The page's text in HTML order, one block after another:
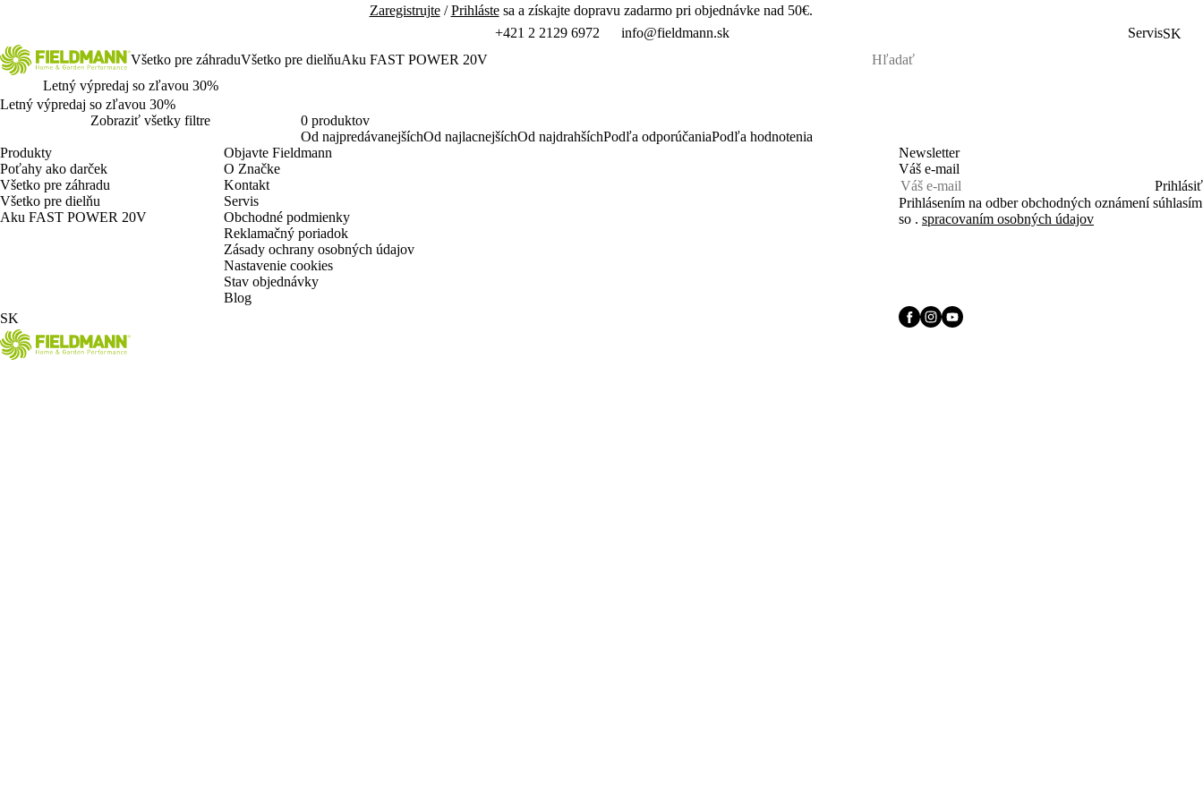
Zaregistrujte/Prihlástesa a získajte dopravu zadarmo pri objednávke nad 50€.
+421 2 2129 6972
info@fieldmann.sk ServisSK
Všetko pre záhraduVšetko pre dielňuAku FAST POWER 20V
Letný výpredaj so zľavou 30%
Letný výpredaj so zľavou 30%
Zobraziť všetky filtre
0 produktov
Od najpredávanejšíchOd najlacnejšíchOd najdrahšíchPodľa odporúčaniaPodľa hodnotenia
Produkty
Poťahy ako darček
Všetko pre záhradu
Všetko pre dielňu
Aku FAST POWER 20V
Objavte Fieldmann
O Značke
Kontakt
Servis
Obchodné podmienky
Reklamačný poriadok
Zásady ochrany osobných údajov
Nastavenie cookies
Stav objednávky
Blog
Newsletter
Váš e-mail
Prihlásiť
Prihlásením na odber obchodných oznámení súhlasím
so . spracovaním osobných údajov
SK